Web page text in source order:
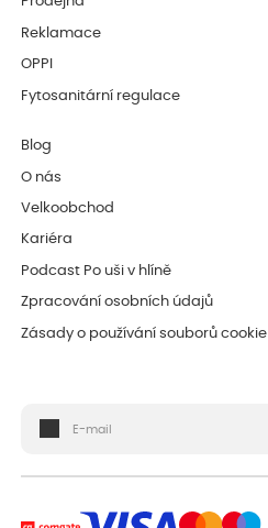
Reklamace
OPPI
Fytosanitární regulace
Blog
O nás
Velkoobchod
Kariéra
Podcast Po uši v hlíně
Zpracování osobních údajů
Zásady o používání souborů cookie